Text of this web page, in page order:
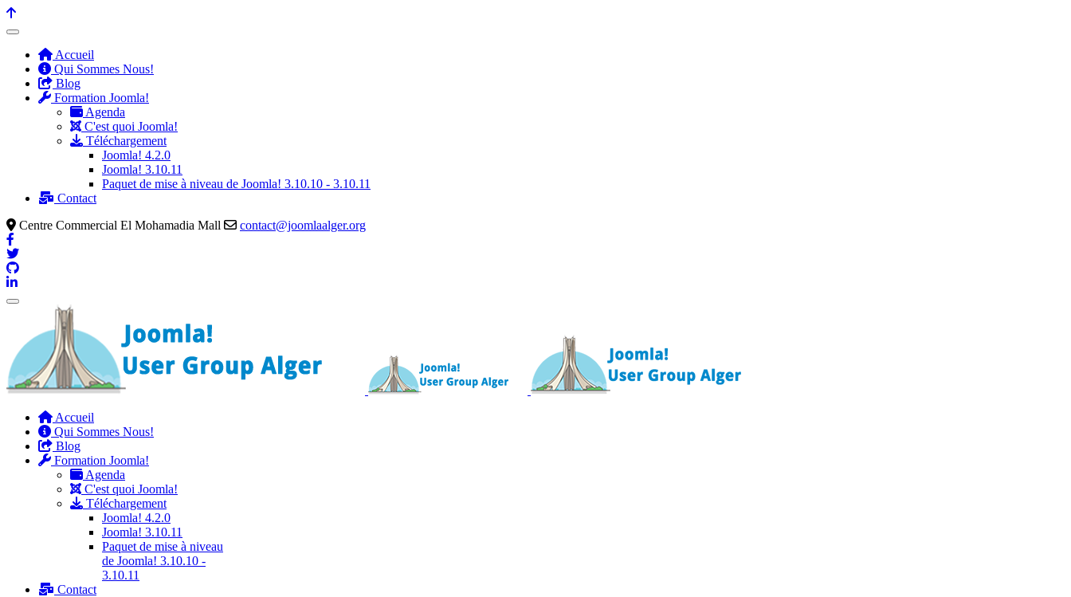
Accueil
Qui Sommes Nous!
Blog
Formation Joomla!
Agenda
C'est quoi Joomla!
Téléchargement
Joomla! 4.2.0
Joomla! 3.10.11
Paquet de mise à niveau de Joomla! 3.10.10 - 3.10.11
Contact
Centre Commercial El Mohamadia Mall
contact@joomlaalger.org
Accueil
Qui Sommes Nous!
Blog
Formation Joomla!
Agenda
C'est quoi Joomla!
Téléchargement
Joomla! 4.2.0
Joomla! 3.10.11
Paquet de mise à niveau
de Joomla! 3.10.10 -
3.10.11
Contact
précédente
précédent
suivante
suivant